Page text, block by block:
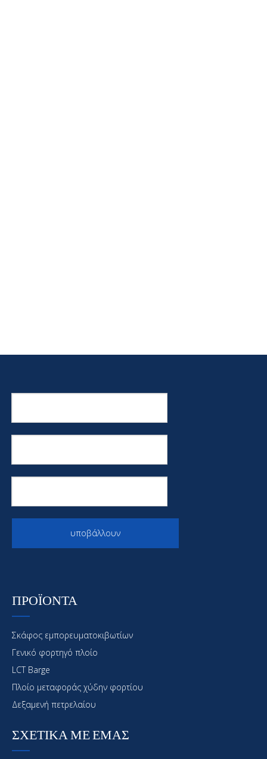
υποβάλλουν
ΠΡΟΪΟΝΤΑ
Σκάφος εμπορευματοκιβωτίων
Γενικό φορτηγό πλοίο
LCT Barge
Πλοίο μεταφοράς χύδην φορτίου
Δεξαμενή πετρελαίου
ΣΧΕΤΙΚΑ ΜΕ ΕΜΑΣ